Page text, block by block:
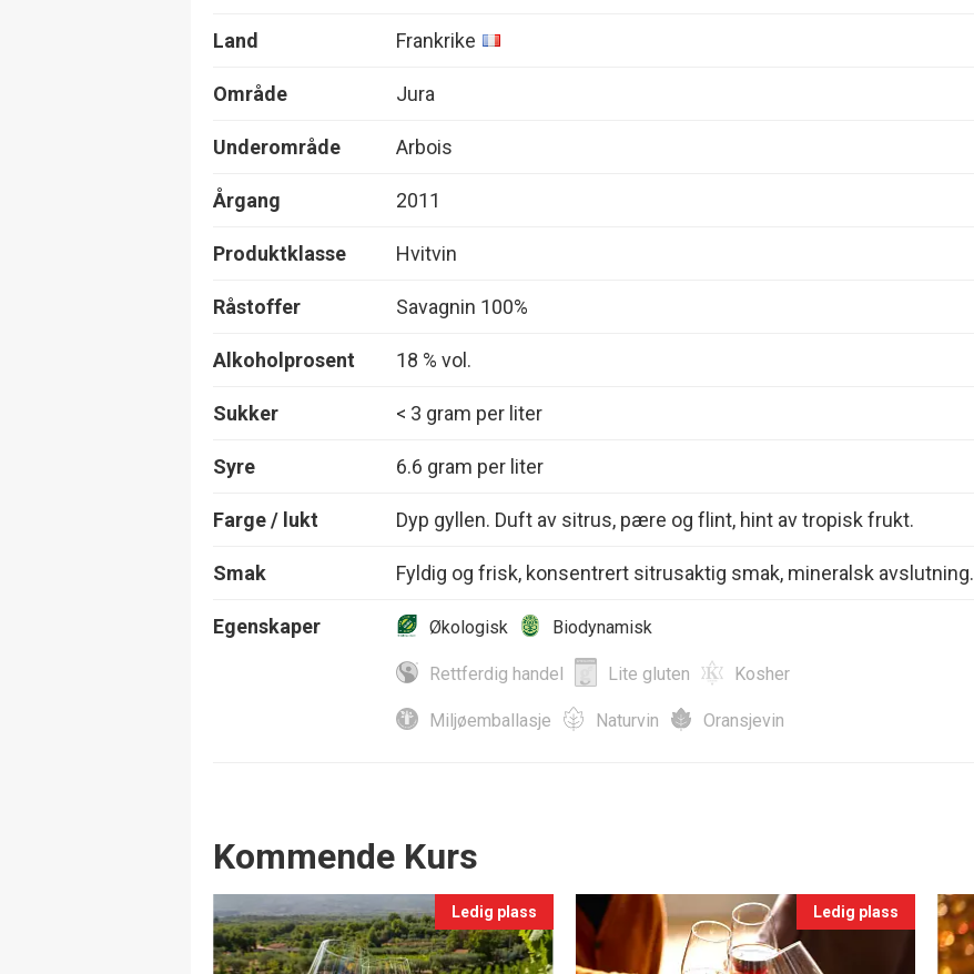
Land Frankrike
Område Jura
Underområde Arbois
Årgang 2011
Produktklasse Hvitvin
Råstoffer Savagnin 100%
Alkoholprosent 18 % vol.
Sukker < 3 gram per liter
Syre 6.6 gram per liter
Farge / lukt Dyp gyllen. Duft av sitrus, pære og flint, hint av tropisk frukt.
Smak Fyldig og frisk, konsentrert sitrusaktig smak, mineralsk avslutning.
Egenskaper Økologisk Biodynamisk
Rettferdig handel Lite gluten Kosher
Miljøemballasje Naturvin Oransjevin
Events
Kommende Kurs
Ledig plass Ledig plass